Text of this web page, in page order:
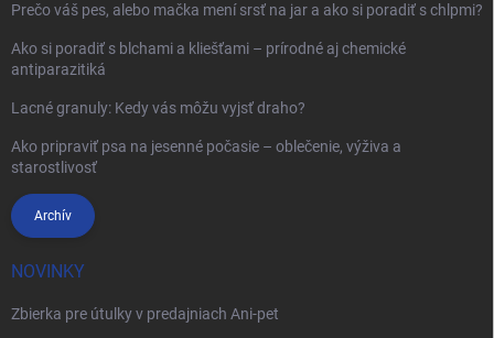
Prečo váš pes, alebo mačka mení srsť na jar a ako si poradiť s chlpmi?
Ako si poradiť s blchami a kliešťami – prírodné aj chemické
antiparazitiká
Lacné granuly: Kedy vás môžu vyjsť draho?
Ako pripraviť psa na jesenné počasie – oblečenie, výživa a
starostlivosť
Archív
NOVINKY
Zbierka pre útulky v predajniach Ani-pet